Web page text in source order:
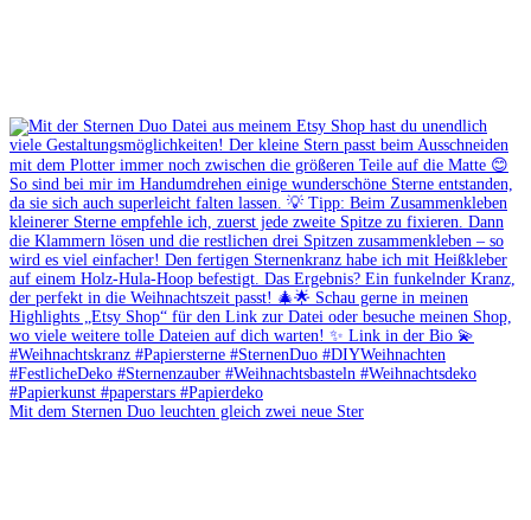
Mit dem Sternen Duo leuchten gleich zwei neue Ster